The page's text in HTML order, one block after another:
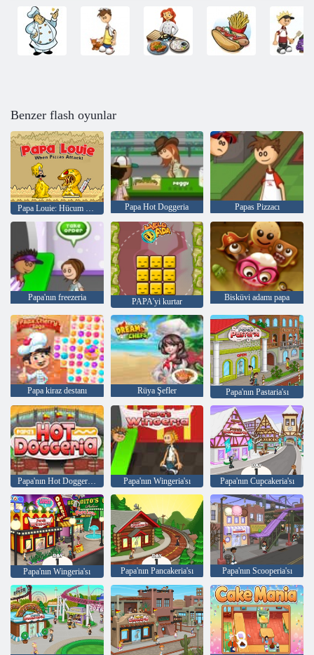
Benzer flash oyunlar
Papa Louie: Hücum Pizza Papa Hot Doggeria Papas Pizzacı
Papa'nın freezeria PAPA'yi kurtar Bisküvi adamı papa
Papa kiraz destanı Rüya Şefler Papa'nın Pastaria'sı
Papa'nın Hot Doggeria'sı Papa'nın Wingeria'sı Papa'nın Cupcakeria'sı
Papa'nın Wingeria'sı Papa'nın Pancakeria'sı Papa'nın Scooperia'sı